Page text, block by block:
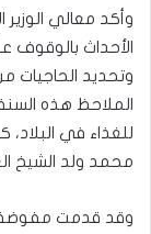
وأكد معالي
الأحداث بالوقوف
وتحديد الحاجيات من
الملاحظ هذه
للغذاء في
محمد ولد الشيخ
وقد قدمت مفوضة